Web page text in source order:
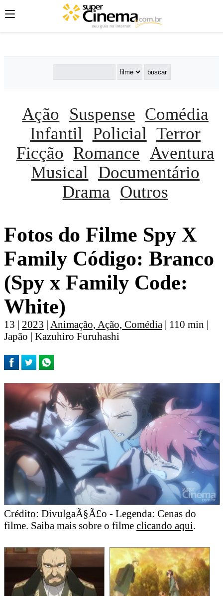
';';
Ação Suspense Comédia
Infantil
Policial Terror
Ficção Romance Aventura
Musical
Documentário
Drama
Outros
Fotos do Filme Spy X
Family Código: Branco
(Spy x Family Code:
White)
13 | 2023 | Animação, Ação, Comédia | 110 min |
Japão | Kazuhiro Furuhashi
Crédito: DivulgaÃ§Ã£o - Legenda: Cenas do
filme. Saiba mais sobre o filme clicando aqui.